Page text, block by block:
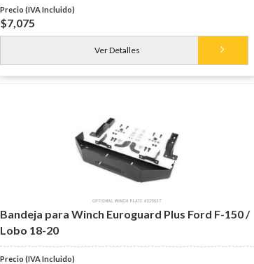
$7,075
Ver Detalles
Bandeja para Winch Euroguard Plus Ford F-150 /
Lobo 18-20